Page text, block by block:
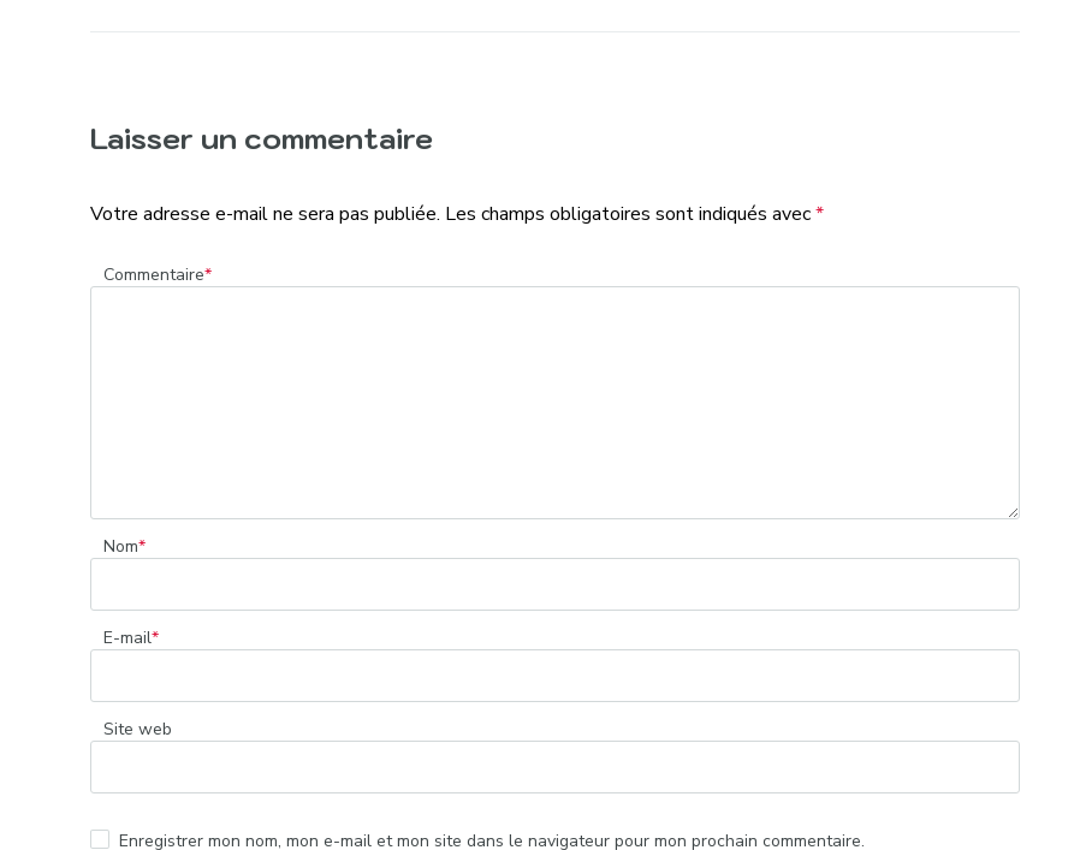
Laisser un commentaire
Votre adresse e-mail ne sera pas publiée. Les champs obligatoires sont indiqués avec*
Commentaire*
Nom*
E-mail*
Site web
Enregistrer mon nom, mon e-mail et mon site dans le navigateur pour mon prochain commentaire.